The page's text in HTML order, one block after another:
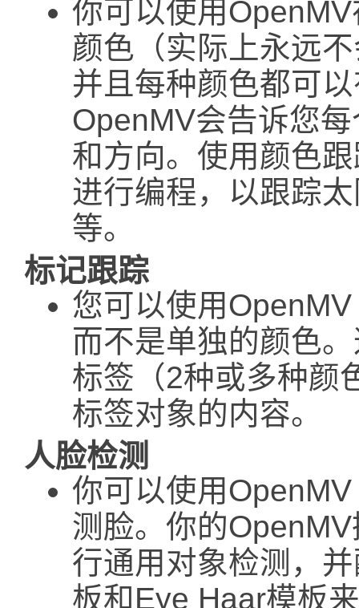
你可以使用
颜色（实际上永远
并且每种颜色都可
OpenMV会告诉您
和方向。使用颜色
进行编程，以跟踪
等。
标记跟踪
您可以使用
而不是单独的颜色
标签（2种或多种颜
标签对象的内容。
人脸检测
你可以使用
测脸。你的
行通用对象检测，
板和Eye Haar模板